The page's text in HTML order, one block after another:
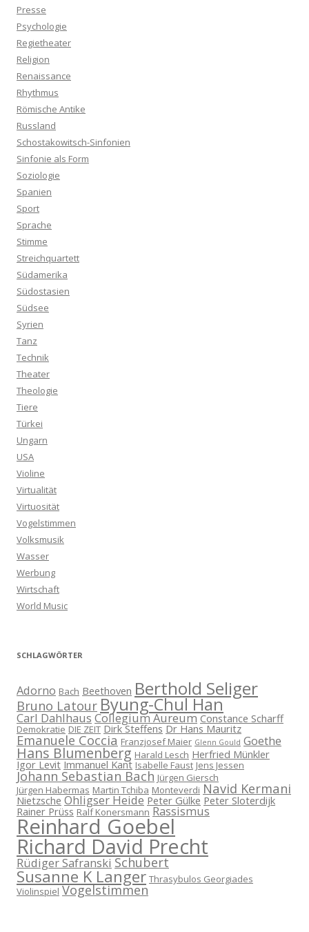
Presse
Psychologie
Regietheater
Religion
Renaissance
Rhythmus
Römische Antike
Russland
Schostakowitsch-Sinfonien
Sinfonie als Form
Soziologie
Spanien
Sport
Sprache
Stimme
Streichquartett
Südamerika
Südostasien
Südsee
Syrien
Tanz
Technik
Theater
Theologie
Tiere
Türkei
Ungarn
USA
Violine
Virtualität
Virtuosität
Vogelstimmen
Volksmusik
Wasser
Werbung
Wirtschaft
World Music
SCHLAGWÖRTER
Adorno Bach Beethoven Berthold Seliger
Bruno Latour Byung-Chul Han
Carl Dahlhaus Collegium Aureum Constance Scharff
Demokratie DIE ZEIT Dirk Steffens Dr Hans Mauritz
Emanuele Coccia Franzjosef Maier Glenn Gould Goethe
Hans Blumenberg Harald Lesch Herfried Münkler
Igor Levit Immanuel Kant Isabelle Faust Jens Jessen
Johann Sebastian Bach Jürgen Giersch
Jürgen Habermas Martin Tchiba Monteverdi Navid Kermani
Nietzsche Ohligser Heide Peter Gülke Peter Sloterdijk
Rainer Prüss Ralf Konersmann Rassismus
Reinhard Goebel
Richard David Precht
Rüdiger Safranski Schubert
Susanne K Langer Thrasybulos Georgiades
Violinspiel Vogelstimmen